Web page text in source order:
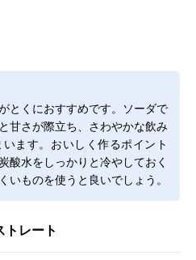
とくにおすすめです。ソーダで
甘さが際立ち、さわやかな飲み
ます。おいしく作るポイント
酸水をしっかりと冷やしておく
いものを使うと良いでしょう。
トレート